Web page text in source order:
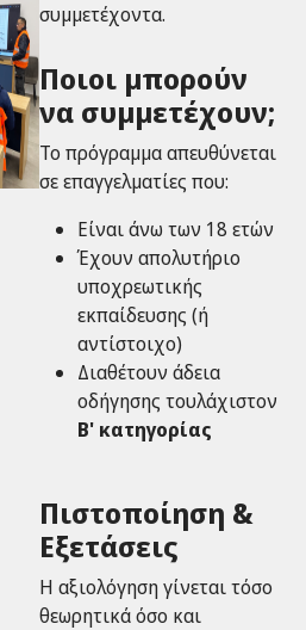
συμμετέχοντα.
Ποιοι μπορούν
να συμμετέχουν;
Το πρόγραμμα απευθύνεται
σε επαγγελματίες που:
Είναι άνω των 18 ετών
Έχουν απολυτήριο
υποχρεωτικής
εκπαίδευσης (ή
αντίστοιχο)
Διαθέτουν άδεια
οδήγησης τουλάχιστον
Β' κατηγορίας
Πιστοποίηση &
Εξετάσεις
Η αξιολόγηση γίνεται τόσο
θεωρητικά όσο και